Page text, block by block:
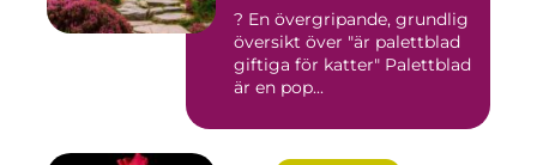
? En övergripande, grundlig
översikt över "är palettblad
giftiga för katter" Palettblad
är en pop...